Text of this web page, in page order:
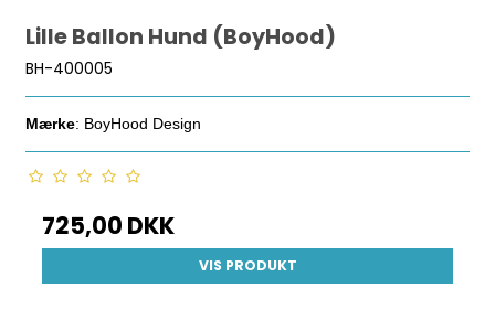
Lille Ballon Hund (BoyHood)
BH-400005
Mærke: BoyHood Design
725,00 DKK
VIS PRODUKT